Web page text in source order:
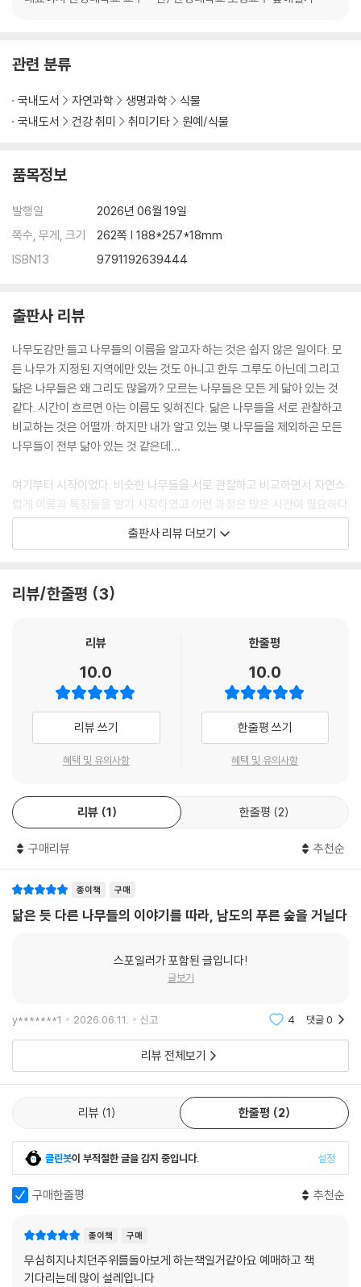
녹나무∙생달나무∙새덕이∙참식나무∙육계나무 53
------------------------------------------------------------
다래나무∙쥐다래나무∙미역줄나무 57
단풍나무∙당단풍나무∙고로쇠나무∙신나무∙중국단풍∙은단풍 63
대팻집나무∙윤노리나무 68
덧나무∙딱총나무 70
떡갈나무∙신갈나무∙갈참나무∙졸참나무∙굴참나무∙상수리나무 73
----------
망개나무∙헛개나무 78
메타세쿼이아∙낙우송 80
모밀잣밤나무∙구실잣밤나무 82
목서∙금목서∙박달목서 86
물오리나무∙좀잎산오리나무 89
미국풍나무∙풍나무(대만풍나무) 92
백당나무∙불두화 97
버드나무∙능수버들∙수양버들∙왕버들∙용버들 99
보리밥나무∙보리장나무 102
보리수나무∙뜰보리수나무 104
8
-------------------------------
사람주나무∙쪽동백나무∙함박꽃나무 115
사스레피나무∙애기동백나무 118
산딸나무∙서양산딸나무∙산수유 120
산유자나무∙갯대추∙호자나무 127
서양칠엽수(마로니에)∙일본칠엽수 132
서어나무∙개서어나무∙소사나무∙새우나무 136
소나무∙잣나무∙스트로브잣나무 140
시닥나무∙청시닥나무∙부게꽃나무∙산겨릅나무 147
---------------------------------------------------------------
애기닥나무∙장구밥나무 150
야광나무∙귀룽나무∙개벚지나무 152
오구나무∙라일락(서양수수꽃다리) 157
오동나무∙벽오동나무∙개오동나무∙꽃개오동나무∙유동나무 159
옻나무∙개옻나무∙검양옻나무∙산검양옻나무∙붉나무 163
일본잎갈나무∙잎갈나무∙개잎갈나무 178
--------------------------------------------------
자귀나무∙왕자귀나무 181
자작나무∙사스래나무∙거제수나무 183
작살나무∙새비나무 187
관련 분류
국내도서 자연과학 생명과학
식물
국내도서
건강 취미 취미기타 원예/식물
품목정보
발행일
2026년 06월 19일
쪽수, 무게, 크기
262쪽 | 188*257*18mm
ISBN13
9791192639444
출판사 리뷰
나무도감만 들고 나무들의 이름을 알고자 하는 것은 쉽지 않은 일이다. 모
든 나무가 지정된 지역에만 있는 것도 아니고 한두 그루도 아닌데 그리고
닮은 나무들은 왜 그리도 많을까? 모르는 나무들은 모든 게 닮아 있는 것
같다. 시간이 흐르면 아는 이름도 잊혀진다. 닮은 나무들을 서로 관찰하고
비교하는 것은 어떨까. 하지만 내가 알고 있는 몇 나무들을 제외하곤 모든
나무들이 전부 닮아 있는 것 같은데…
여기부터 시작이었다. 비슷한 나무들을 서로 관찰하고 비교하면서 자연스
럽게 이름과 특징들을 알기 시작하였고 이런 과정은 많은 시간이 필요하다
는 것은 누구나 알 수 있다. 실물을 보기 위해 직접 나무를 찾는 것도 어려
웠고 우선 자료라는 것이 사진이지만 수집하는 데 많은 시간이 필요했다.
로 구별하였다. 이렇게 해서 모아진 자료들을 비전문가로서 관찰하는 과정
움이 되는 자료가 될 수 있지 않을까 하는 지나가는 생각에 책으로 만들어
보고자 결정하였다. 사실 단정 지을 수 없는 많은 내용들에 대하여 본인이
명확하지 않는 의견을 함께 제시하였다. 확실한 결론을 통해서 만들어진
책이 아니고 본인이 경험하고 관찰한 내용들을 제시한 것이기 때문에 보시
는 분들의 의견과 함께 종합해서 참고하여 주었으면 한다. 그리고 나무에
되었으면 한다.
출판사 리뷰 더보기
리뷰/한줄평 3
리뷰
10.0
리뷰 쓰기
혜택 및 유의사항
한줄평
10.0
한줄평 쓰기
혜택 및 유의사항
리뷰 1 한줄평 2
구매리뷰 추천순
종이책 구매
닮은 듯 다른 나무들의 이야기를 따라, 남도의 푸른 숲을 거닐다
스포일러가 포함된 글입니다!
글보기
y*******1 2026.06.11. 신고 4 댓글0
리뷰 전체보기
리뷰 1 한줄평 2
클린봇이 부적절한 글을 감지 중입니다. 설정
구매한줄평 추천순
종이책 구매
무심히지나치던주위를돌아보게 하는책일거같아요 예매하고 책
기다리는데 많이 설레입니다